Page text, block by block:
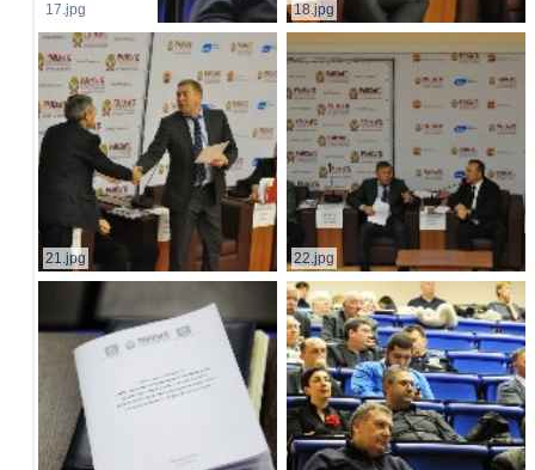
17.jpg 18.jpg
21.jpg 22.jpg